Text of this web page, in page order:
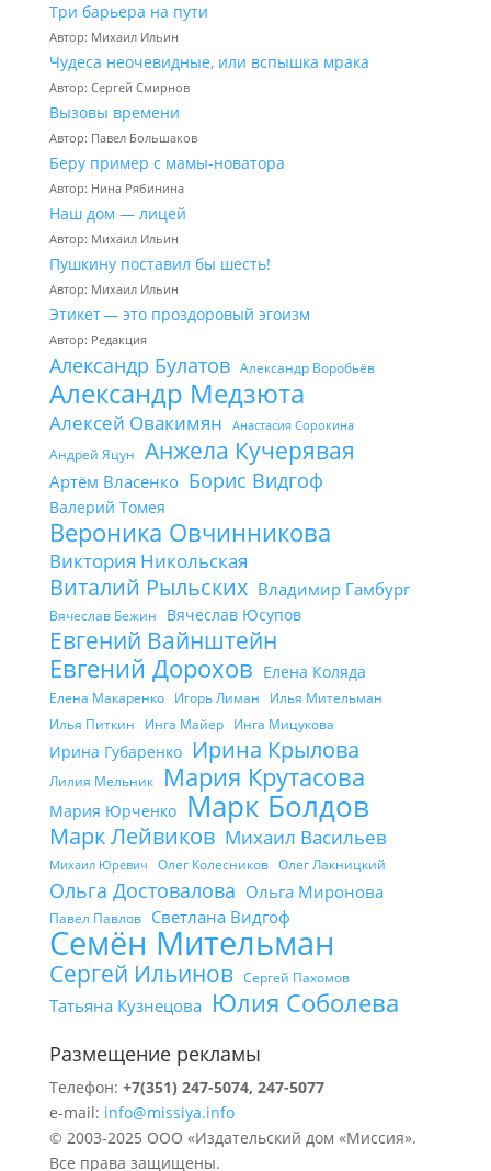
Три барьера на пути
Автор: Михаил Ильин
Чудеса неочевидные, или вспышка мрака
Автор: Сергей Смирнов
Вызовы времени
Автор: Павел Большаков
Беру пример с мамы-новатора
Автор: Нина Рябинина
Наш дом — лицей
Автор: Михаил Ильин
Пушкину поставил бы шесть!
Автор: Михаил Ильин
Этикет — это проздоровый эгоизм
Автор: Редакция
Александр Булатов Александр Воробьёв
Александр Медзюта
Алексей Овакимян Анастасия Сорокина
Андрей Яцун Анжела Кучерявая
Артём Власенко Борис Видгоф
Валерий Томея
Вероника Овчинникова
Виктория Никольская
Виталий Рыльских Владимир Гамбург
Вячеслав Бежин Вячеслав Юсупов
Евгений Вайнштейн
Евгений Дорохов Елена Коляда
Елена Макаренко Игорь Лиман
Илья Мительман
Илья Питкин
Инга Майер Инга Мицукова
Ирина Губаренко Ирина Крылова
Лилия Мельник Мария Крутасова
Мария Юрченко Марк Болдов
Марк Лейвиков Михаил Васильев
Михаил Юревич Олег Колесников Олег Лакницкий
Ольга Достовалова Ольга Миронова
Павел Павлов Светлана Видгоф
Семён Мительман
Сергей Ильинов Сергей Пахомов
Татьяна Кузнецова Юлия Соболева
Размещение рекламы
Телефон: +7(351) 247-5074, 247-5077
e-mail: info@missiya.info
© 2003-2025 ООО «Издательский дом «Миссия».
Все права защищены.